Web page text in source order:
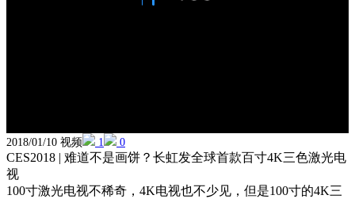
2018/01/10 视频 1 0
CES2018 | 难道不是画饼？长虹发全球首款百寸4K三色激光电
视
100寸激光电视不稀奇，4K电视也不少见，但是100寸的4K三